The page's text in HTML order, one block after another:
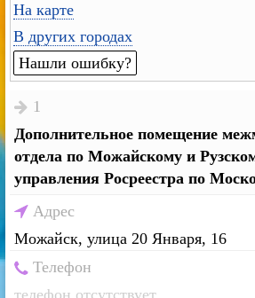
На карте
В других городах
Нашли ошибку?
1
Дополнительное помещение
отдела по Можайскому и
управления Росреестра по
Адрес
Можайск, улица 20 Января, 16
Телефон
телефон отсутствует